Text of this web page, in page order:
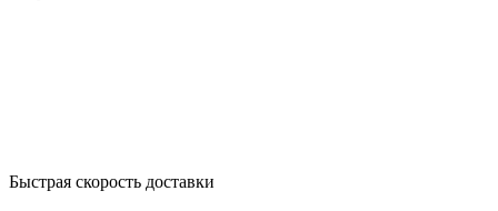
Быстрая скорость доставки